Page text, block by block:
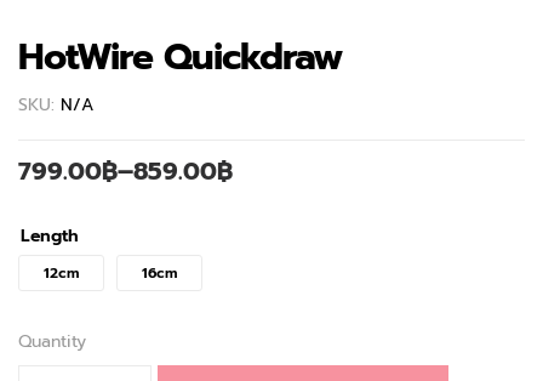
HotWire Quickdraw
SKU: N/A
799.00฿–859.00฿
Length
12cm 16cm
Quantity